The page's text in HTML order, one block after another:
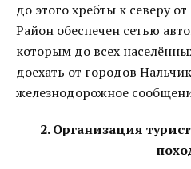
до этого хребты к северу
Район обеспечен сетью
которым до всех
доехать от городов
железнодорожное
2. Организация